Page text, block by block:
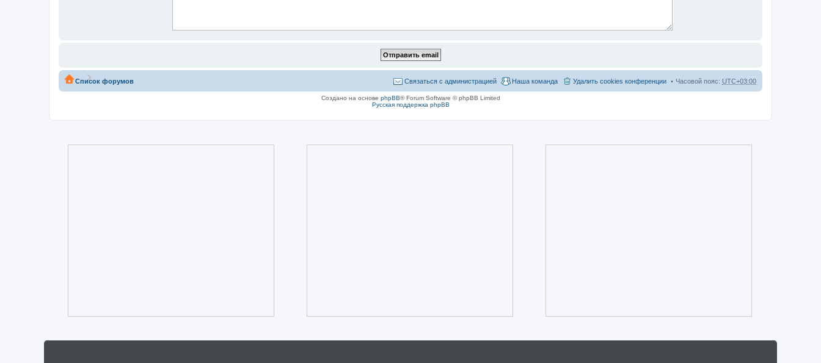
Список форумов Часовой пояс: UTC+03:00
Удалить cookies конференции
Наша команда
Связаться с администрацией
Создано на основе phpBB® Forum Software © phpBB Limited
Русская поддержка phpBB